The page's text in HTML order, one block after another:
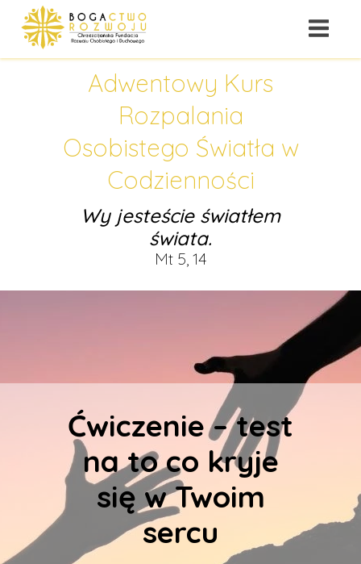
Adwentowy Kurs
Rozpalania
Osobistego Światła w
Codzienności
Wy jesteście światłem
świata.
Mt 5, 14
Ćwiczenie – test
na to co kryje
się w Twoim
sercu